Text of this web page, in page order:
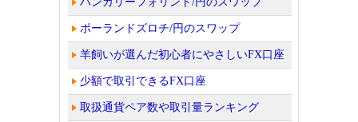
ポーランドズロチ/円のスワップ
羊飼いが選んだ初心者にやさしいFX口座
少額で取引できるFX口座
取扱通貨ペア数や取引量ランキング